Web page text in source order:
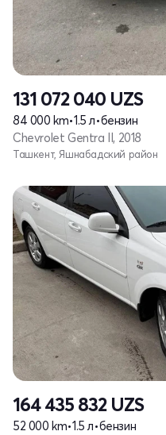
131 072 040 UZS
84 000 km•1.5 л•бензин
Chevrolet Gentra II, 2018
Ташкент, Яшнабадский район
164 435 832 UZS
52 000 km•1.5 л•бензин